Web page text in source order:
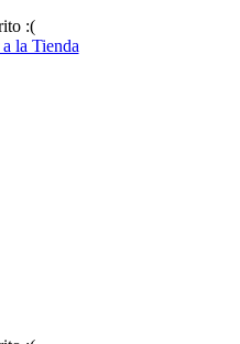
:(
la Tienda